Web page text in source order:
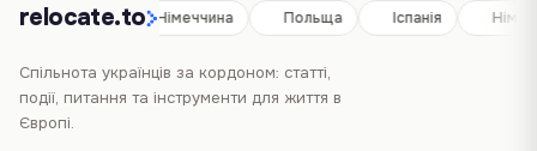
relocate.to
Іспанія Німеччина Польща Іспанія
Спільнота українців за кордоном: статті,
події, питання та інструменти для життя в
Європі.